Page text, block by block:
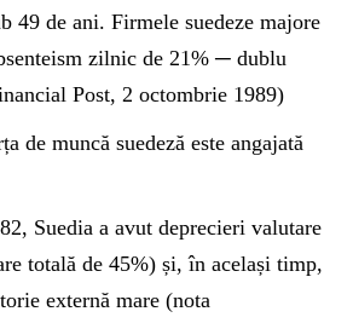
49 de ani. Firmele suedeze majore
zilnic de 21% ─ dublu
Post, 2 octombrie 1989)
de muncă suedeză este angajată
Suedia a avut deprecieri valutare
totală de 45%) și, în același timp,
externă mare (nota